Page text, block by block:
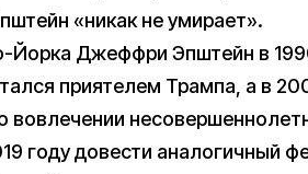
«никак не умирает».
Йорка Джеффри Эпштейн в
приятелем Трампа, а в
вовлечении
году довести аналогичный